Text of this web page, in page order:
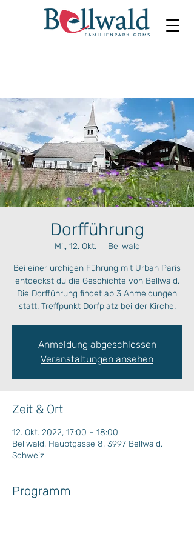
Dorfführung
Mi., 12. Okt.
  |
Bellwald
Bei einer urchigen Führung mit Urban Paris
entdeckst du die Geschichte von Bellwald.
Die Dorfführung findet ab 3 Anmeldungen
statt. Treffpunkt Dorfplatz bei der Kirche.
Anmeldung abgeschlossen
Veranstaltungen ansehen
Zeit & Ort
12. Okt. 2022, 17:00 – 18:00
Bellwald, Hauptgasse 8, 3997 Bellwald,
Schweiz
Programm